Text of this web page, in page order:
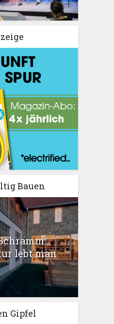
Bauen
lebt man
Gipfel